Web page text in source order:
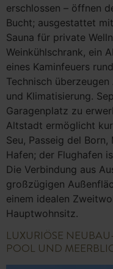
erschlossen – öffnen
Bucht; ausgestattet
Sauna für private
Weinkühlschrank, ein
eines Kaminfeuers
Technisch
und Klimatisierung.
Garagenplatz zu
Altstadt ermöglicht
Seu, Passeig del
Hafen; der Flughafen
Die Verbindung aus
großzügigen
einem idealen
Hauptwohnsitz.
LUXURIÖSE
POOL UND